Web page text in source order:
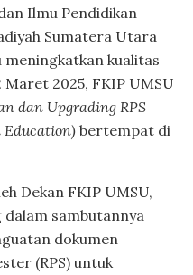
Ilmu Pendidikan
Sumatera Utara
kualitas
Maret 2025, FKIP UMSU
dan Upgrading RPS
Education) bertempat di
Dekan FKIP UMSU,
sambutannya
dokumen
(RPS) untuk